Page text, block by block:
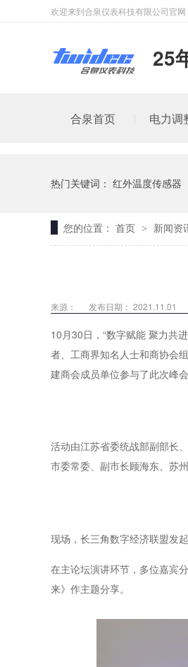
欢迎来到合泉仪表科技有限公司官网
25
合泉首页 电力调
热门关键词： 红外温度传感器
您的位置： 首页 > 新闻资
来源： 发布日期： 2021.11.01
10月30日，“数字赋能 聚力共
者、工商界知名人士和商协会
建商会成员单位参与了此次峰会
活动由江苏省委统战部副部长
市委常委、副市长顾海东、苏
现场，长三角数字经济联盟发
在主论坛演讲环节，多位嘉宾
来》作主题分享。